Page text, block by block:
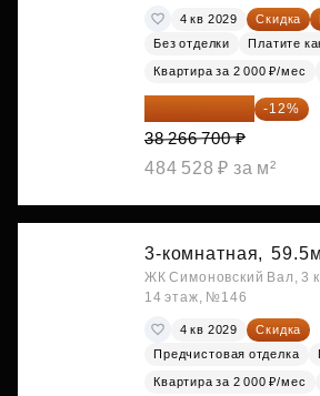
4 кв 2029 Скидка
Без отделки
Платите
Квартира за 2 000 ₽/мес
33 674 696 ₽ -12%
38 266 700 ₽
484 528 ₽ за м²
3-комнатная,
ЖК Симоновский Вал, 3
14 этаж, №146
4 кв 2029
Скидка
Предчистовая отделка
Квартира за 2 000 ₽/мес